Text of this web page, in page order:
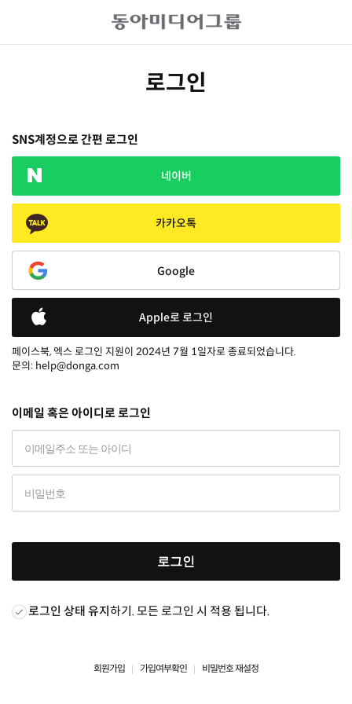
로그인
SNS계정으로 간편 로그인
네이버
카카오톡
Google
Apple로 로그인
페이스북, 엑스 로그인 지원이 2024년 7월 1일자로 종료되었습니다.
문의: help@donga.com
이메일 혹은 아이디로 로그인
로그인
로그인 상태 유지하기. 모든 로그인 시 적용 됩니다.
회원가입 가입여부확인 비밀번호 재설정